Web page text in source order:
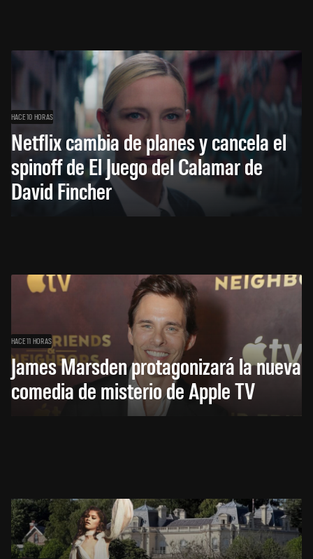
HACE 10 HORAS
Netflix cambia de planes y cancela el
spinoff de El Juego del Calamar de
David Fincher
HACE 11 HORAS
James Marsden protagonizará la nueva
comedia de misterio de Apple TV